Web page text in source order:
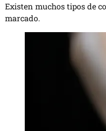
Existen muchos tipos de
marcado.